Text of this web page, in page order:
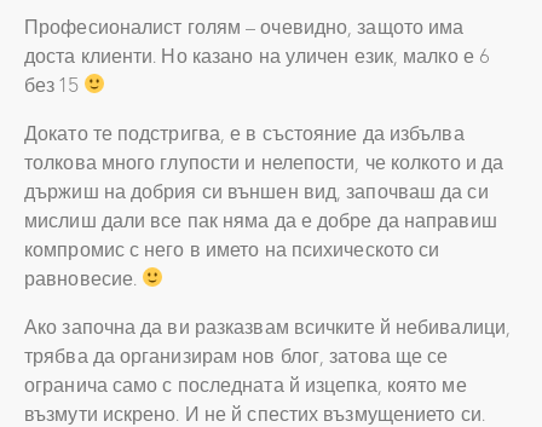
Професионалист голям – очевидно, защото има
доста клиенти. Но казано на уличен език, малко е 6
без 15
Докато те подстригва, е в състояние да избълва
толкова много глупости и нелепости, че колкото и да
държиш на добрия си външен вид, започваш да си
мислиш дали все пак няма да е добре да направиш
компромис с него в името на психическото си
равновесие.
Ако започна да ви разказвам всичките й небивалици,
трябва да организирам нов блог, затова ще се
огранича само с последната й изцепка, която ме
възмути искрено. И не й спестих възмущението си.